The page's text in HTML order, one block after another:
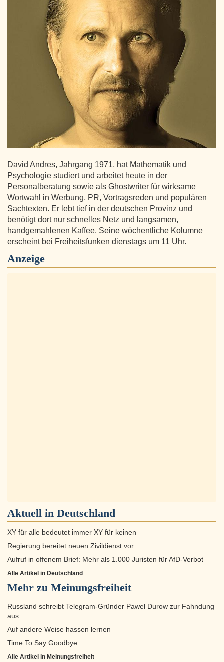
David Andres, Jahrgang 1971, hat Mathematik und
Psychologie studiert und arbeitet heute in der
Personalberatung sowie als Ghostwriter für wirksame
Wortwahl in Werbung, PR, Vortragsreden und populären
Sachtexten. Er lebt tief in der deutschen Provinz und
benötigt dort nur schnelles Netz und langsamen,
handgemahlenen Kaffee. Seine wöchentliche Kolumne
erscheint bei Freiheitsfunken dienstags um 11 Uhr.
Anzeige
Aktuell in Deutschland
XY für alle bedeutet immer XY für keinen
Regierung bereitet neuen Zivildienst vor
Aufruf in offenem Brief: Mehr als 1.000 Juristen für AfD-Verbot
Alle Artikel in Deutschland
Mehr zu Meinungsfreiheit
Russland schreibt Telegram-Gründer Pawel Durow zur Fahndung
aus
Auf andere Weise hassen lernen
Time To Say Goodbye
Alle Artikel in Meinungsfreiheit